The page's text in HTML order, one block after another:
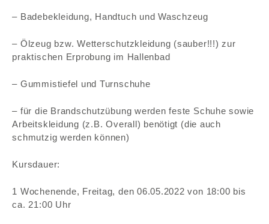
– Badebekleidung, Handtuch und Waschzeug
– Ölzeug bzw. Wetterschutzkleidung (sauber!!!) zur
praktischen Erprobung im Hallenbad
– Gummistiefel und Turnschuhe
– für die Brandschutzübung werden feste Schuhe sowie
Arbeitskleidung (z.B. Overall) benötigt (die auch
schmutzig werden können)
Kursdauer:
1 Wochenende, Freitag, den 06.05.2022 von 18:00 bis
ca. 21:00 Uhr